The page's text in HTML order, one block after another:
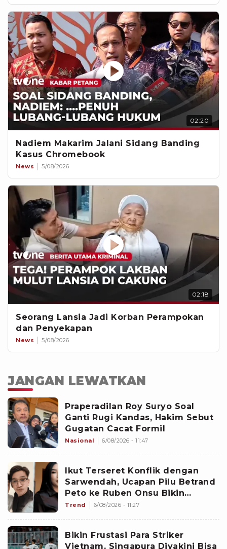
02:20
Nadiem Makarim Jalani Sidang Banding
Kasus Chromebook
News 5/08/2026
02:18
Seorang Lansia Jadi Korban Perampokan
dan Penyekapan
News 5/08/2026
JANGAN LEWATKAN
Praperadilan Roy Suryo Soal
Ganti Rugi Kandas, Hakim Sebut
Gugatan Cacat Formil
Nasional 6/08/2026 - 11:47
Ikut Terseret Konflik dengan
Sarwendah, Ucapan Pilu Betrand
Peto ke Ruben Onsu Bikin
Nyesek: Onyo Cuma Anak Pungut
Trend 6/08/2026 - 11:27
Bikin Frustasi Para Striker
Vietnam, Singapura Diyakini Bisa